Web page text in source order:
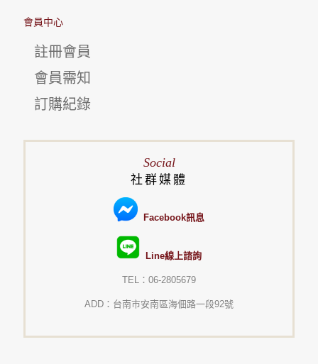
會員中心
註冊會員
會員需知
訂購紀錄
Social
社群媒體
Facebook訊息
Line線上諮詢
TEL：06-2805679
ADD：台南市安南區海佃路一段92號